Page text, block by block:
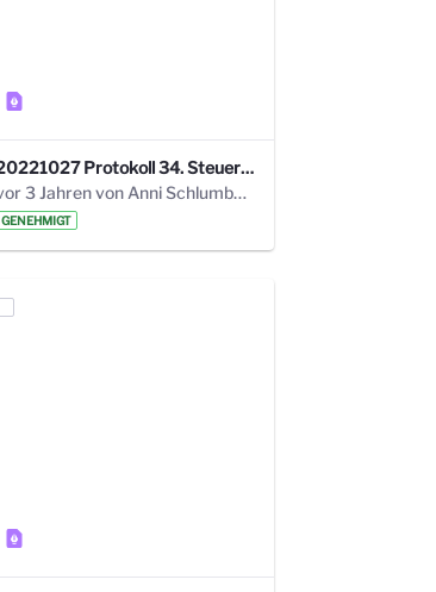
20221027 Protokoll 34. Steuerungskreis.pdf
vor 3 Jahren von Anni Schlumberger
GENEHMIGT